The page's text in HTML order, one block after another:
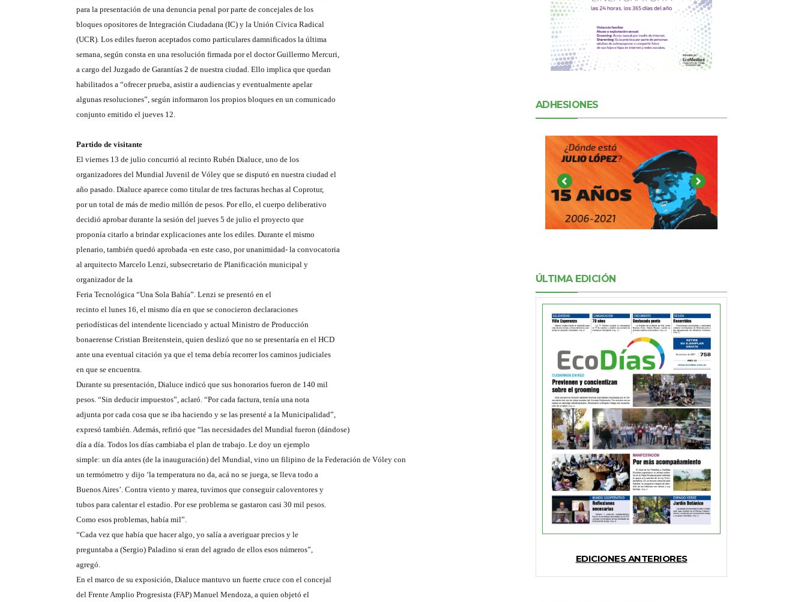
para la presentación de una denuncia penal por parte de concejales de los
bloques opositores de Integración Ciudadana (IC) y la Unión Cívica Radical
(UCR). Los ediles fueron aceptados como particulares damnificados la última
semana, según consta en una resolución firmada por el doctor Guillermo Mercuri,
a cargo del Juzgado de Garantías 2 de nuestra ciudad. Ello implica que quedan
habilitados a “ofrecer prueba, asistir a audiencias y eventualmente apelar
algunas resoluciones”, según informaron los propios bloques en un comunicado
conjunto emitido el jueves 12.
Partido de visitante
El viernes 13 de julio concurrió al recinto Rubén Dialuce, uno de los
organizadores del Mundial Juvenil de Vóley que se disputó en nuestra ciudad el
año pasado. Dialuce aparece como titular de tres facturas hechas al Coprotur,
por un total de más de medio millón de pesos. Por ello, el cuerpo deliberativo
decidió aprobar durante la sesión del jueves 5 de julio el proyecto que
proponía citarlo a brindar explicaciones ante los ediles. Durante el mismo
plenario, también quedó aprobada -en este caso, por unanimidad- la convocatoria
al arquitecto Marcelo Lenzi, subsecretario de Planificación municipal y
organizador de la
Feria Tecnológica “Una Sola Bahía”. Lenzi se presentó en el
recinto el lunes 16, el mismo día en que se conocieron declaraciones
periodísticas del intendente licenciado y actual Ministro de Producción
bonaerense Cristian Breitenstein, quien deslizó que no se presentaría en el HCD
ante una eventual citación ya que el tema debía recorrer los caminos judiciales
en que se encuentra.
Durante su presentación, Dialuce indicó que sus honorarios fueron de 140 mil
pesos. “Sin deducir impuestos”, aclaró. “Por cada factura, tenía una nota
adjunta por cada cosa que se iba haciendo y se las presenté a la Municipalidad”,
expresó también. Además, refirió que “las necesidades del Mundial fueron (dándose)
día a día. Todos los días cambiaba el plan de trabajo. Le doy un ejemplo
simple: un día antes (de la inauguración) del Mundial, vino un filipino de la Federación de Vóley con
un termómetro y dijo ‘la temperatura no da, acá no se juega, se lleva todo a
Buenos Aires’. Contra viento y marea, tuvimos que conseguir caloventores y
tubos para calentar el estadio. Por ese problema se gastaron casi 30 mil pesos.
Como esos problemas, había mil”.
“Cada vez que había que hacer algo, yo salía a averiguar precios y le
preguntaba a (Sergio) Paladino si eran del agrado de ellos esos números”,
agregó.
En el marco de su exposición, Dialuce mantuvo un fuerte cruce con el concejal
del Frente Amplio Progresista (FAP) Manuel Mendoza, a quien objetó el
ADHESIONES
ÚLTIMA EDICIÓN
EDICIONES ANTERIORES